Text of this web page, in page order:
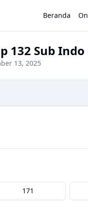
Beranda
132 Sub Indo
13, 2025
171